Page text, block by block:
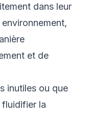
dans leur
et de
inutiles ou que
fluidifier la